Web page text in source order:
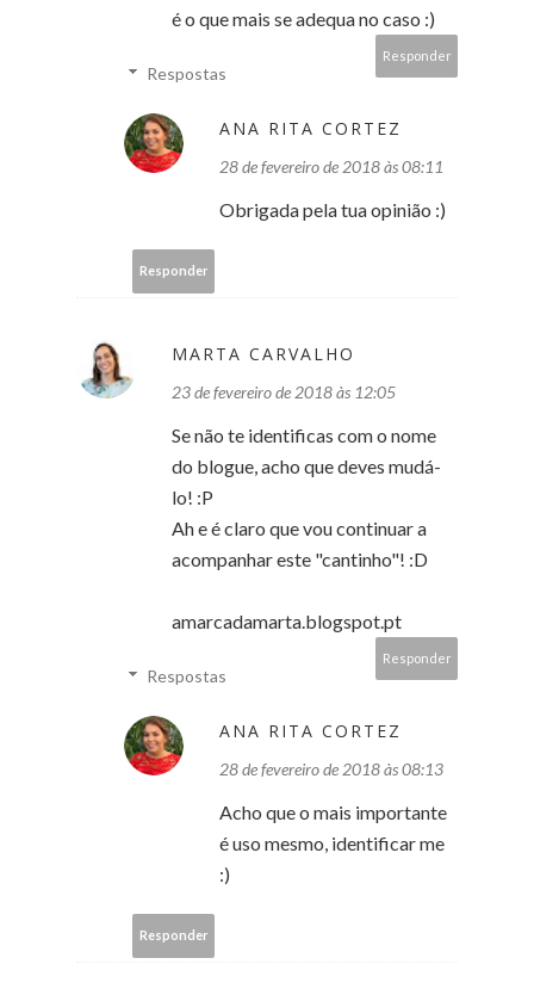
é o que mais se adequa no caso :)
Responder
Respostas
ANA RITA CORTEZ
28 de fevereiro de 2018 às 08:11
Obrigada pela tua opinião :)
Responder
MARTA CARVALHO
23 de fevereiro de 2018 às 12:05
Se não te identificas com o nome
do blogue, acho que deves mudá-
lo! :P
Ah e é claro que vou continuar a
acompanhar este "cantinho"! :D
amarcadamarta.blogspot.pt
Responder
Respostas
ANA RITA CORTEZ
28 de fevereiro de 2018 às 08:13
Acho que o mais importante
é uso mesmo, identificar me
:)
Responder